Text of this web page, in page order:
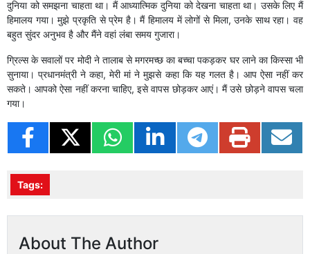
दुनिया को समझना चाहता था। मैं आध्यात्मिक दुनिया को देखना चाहता था। उसके लिए मैं
हिमालय गया। मुझे प्रकृति से प्रेम है। मैं हिमालय में लोगों से मिला, उनके साथ रहा। वह
बहुत सुंदर अनुभव है और मैंने वहां लंबा समय गुजारा।
ग्रिल्स के सवालों पर मोदी ने तालाब से मगरमच्छ का बच्चा पकड़कर घर लाने का किस्सा भी
सुनाया। प्रधानमंत्री ने कहा, मेरी मां ने मुझसे कहा कि यह गलत है। आप ऐसा नहीं कर
सकते। आपको ऐसा नहीं करना चाहिए, इसे वापस छोड़कर आएं। मैं उसे छोड़ने वापस चला
गया।
Tags:
About The Author